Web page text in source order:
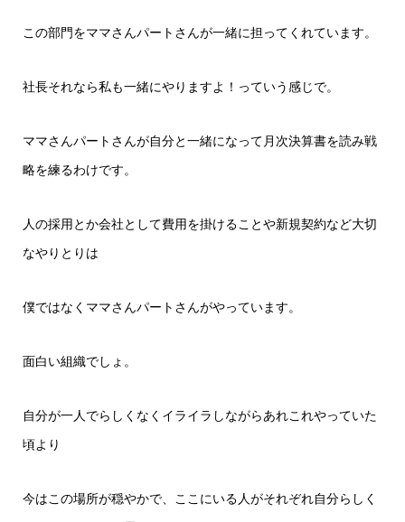
この部門をママさんパートさんが一緒に担ってくれています。
社長それなら私も一緒にやりますよ！っていう感じで。
ママさんパートさんが自分と一緒になって月次決算書を読み戦
略を練るわけです。
人の採用とか会社として費用を掛けることや新規契約など大切
なやりとりは
僕ではなくママさんパートさんがやっています。
面白い組織でしょ。
自分が一人でらしくなくイライラしながらあれこれやっていた
頃より
今はこの場所が穏やかで、ここにいる人がそれぞれ自分らしく